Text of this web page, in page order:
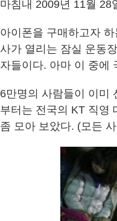
마침내 2009년 11월 28
아이폰을 구매하고자
사가 열리는 잠실 운동
자들이다. 아마 이 중에
6만명의 사람들이 이미
부터는 전국의 KT 직영
좀 모아 보았다. (모든